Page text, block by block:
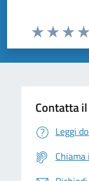
Valuta da 1 a 5
Valuta 2
Valuta 1
Contatta
Leggi